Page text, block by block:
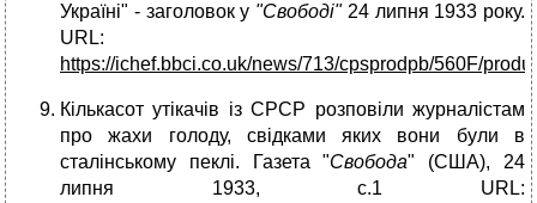
Україні" - заголовок у "Свободі"24 липня 1933 року.
URL:
https://ichef.bbci.co.uk/news/713/cpsprodpb/560F/
Кількасот утікачів із СРСР розповіли журналістам
про жахи голоду, свідками яких вони були в
сталінському пеклі. Газета "Свобода" (США), 24
липня 1933, с.1 URL: